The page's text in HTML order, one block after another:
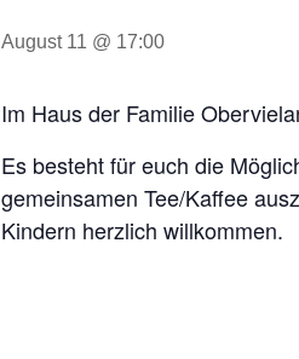
August 11 @ 17:00
Im Haus der Familie
Es besteht für euch die
gemeinsamen Tee/Kaffee
Kindern herzlich willkommen.